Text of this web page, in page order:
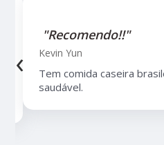
"Recomendo!!"
Kevin Yun
Tem comida caseira
saudável.
‹